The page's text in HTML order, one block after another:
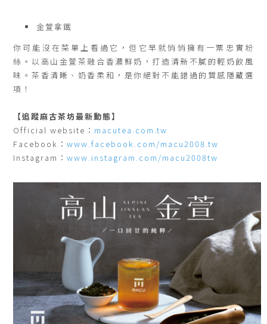
金萱拿鐵
你可能沒在菜單上看過它，但它早就悄悄擁有一票忠實粉
絲。以高山金萱茶融合香濃鮮奶，打造清新不膩的輕奶飲風
味。茶香清晰、奶香柔和，是你絕對不能錯過的質感隱藏選
項！
【追蹤麻古茶坊最新動態】
Official website： macutea.com.tw
Facebook： www.facebook.com/macu2008.tw
Instagram： www.instagram.com/macu2008tw